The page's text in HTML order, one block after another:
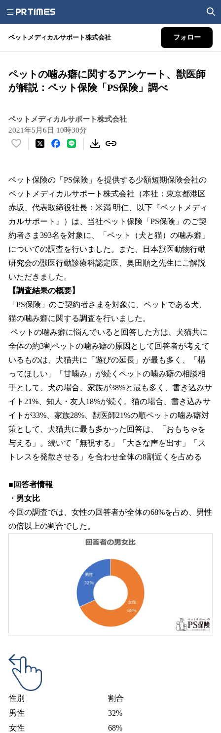
ペットメディカルサポート株式会社 フォロー
ペットの噛み癖に関するアンケート、獣医師
が解説：ペット保険「PS保険」調べ
ペットメディカルサポート株式会社
2021年5月6日 10時30分
い
！
を
読
み
込
み
中
で
す
ペット保険の「PS保険」を提供する少額短期保険会社の
ペットメディカルサポート株式会社（本社：東京都港区
赤坂、代表取締役社長：米満 明仁、以下『ペットメディ
カルサポート』）は、当社ペット保険「PS保険」のご契
約者さま393名を対象に、「ペット（犬と猫）の噛み癖」
についての調査を行いました。また、日本獣医動物行動
研究会の獣医行動診療科認定医、奥田順之先生にご解説
いただきました。
【調査結果の概要】
「PS保険」のご契約者さまを対象に、ペットである犬、
猫の噛み癖に関する調査を行いました。
ペットの噛み癖に悩んでいると回答した方は、犬猫共に
全体の約3割ペットの噛み癖の原因として回答者が考えて
いるものは、犬猫共に「遊びの延長」が最も多く、「構
ってほしい」「甘噛み」が続くペットの噛み癖の相談相
手として、犬の場合、家族が38%と最も多く、書き込みサ
イト21%、知人・友人18%が続く。猫の場合、書き込みサ
イトが33%、家族28%、獣医師21%の順ペットの噛み癖対
策として、犬猫共に最も多かった回答は、「おもちゃを
与える」。続いて「無視する」「大きな声を出す」「ス
トレスを発散させる」を合わせ全体の8割近くを占める
■回答者情報
・男女比
今回の調査では、女性の回答者が全体の68%を占め、男性
の倍以上の割合でした。
性別
割合
男性
32%
女性
68%